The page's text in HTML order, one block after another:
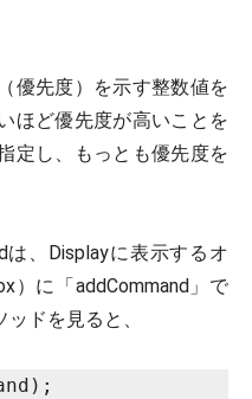
優先度）を示す整数値を
ほど優先度が高いことを
定し、もっとも優先度を
は、Displayに表示するオ
）に「addCommand」で
ドを見ると、